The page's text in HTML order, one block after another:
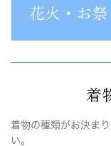
花火・お祭
着
着物の種類がお決ま
い。